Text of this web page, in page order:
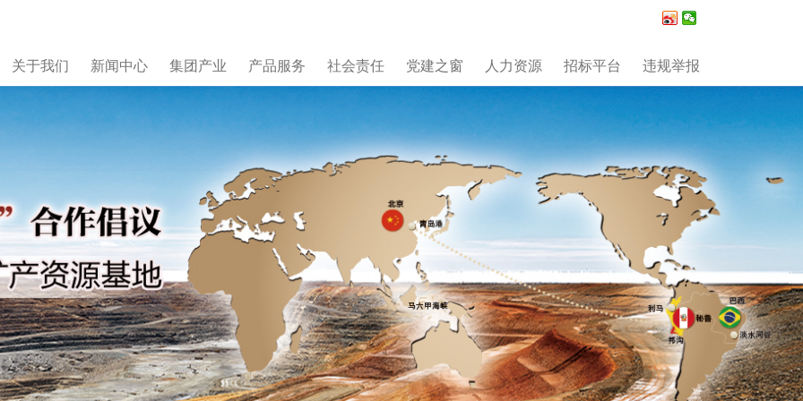
关于我们 新闻中心 集团产业 产品服务 社会责任 党建之窗 人力资源 招标平台 违规举报